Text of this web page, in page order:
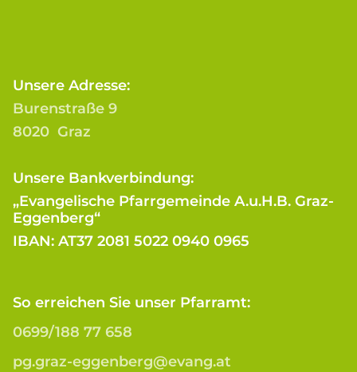
Unsere Adresse:
Burenstraße 9
8020 Graz
Unsere Bankverbindung:
„Evangelische Pfarrgemeinde A.u.H.B. Graz-
Eggenberg“
IBAN: AT37 2081 5022 0940 0965
So erreichen Sie unser Pfarramt:
0699/188 77 658
pg.graz-eggenberg@evang.at